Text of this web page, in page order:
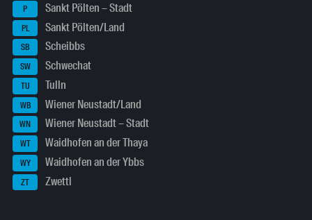
P Sankt Pölten – Stadt
PL Sankt Pölten/Land
SB Scheibbs
SW Schwechat
TU Tulln
WB Wiener Neustadt/Land
WN Wiener Neustadt – Stadt
WT Waidhofen an der Thaya
WY Waidhofen an der Ybbs
ZT Zwettl